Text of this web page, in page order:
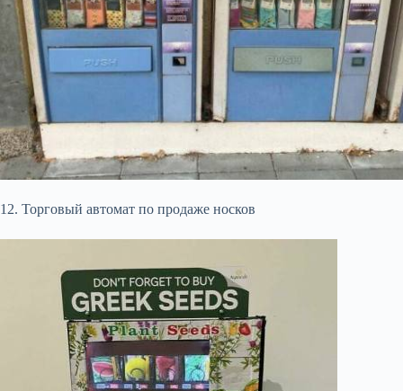
12. Торговый автомат по продаже носков